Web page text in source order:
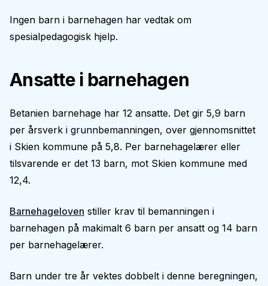
Ingen barn i barnehagen har vedtak om
spesialpedagogisk hjelp.
Ansatte i barnehagen
Betanien barnehage har 12 ansatte. Det gir 5,9 barn
per årsverk i grunnbemanningen, over gjennomsnittet
i Skien kommune på 5,8. Per barnehagelærer eller
tilsvarende er det 13 barn, mot Skien kommune med
12,4.
Barnehageloven stiller krav til bemanningen i
barnehagen på makimalt 6 barn per ansatt og 14 barn
per barnehagelærer.
Barn under tre år vektes dobbelt i denne beregningen,